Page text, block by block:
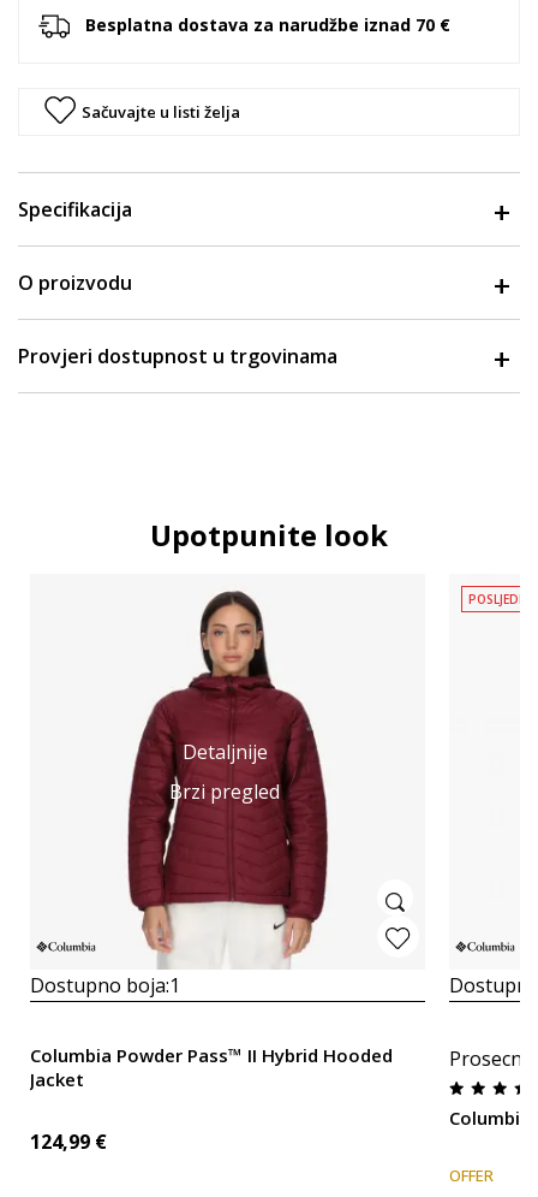
Besplatna dostava za narudžbe iznad 70 €
Sačuvajte u listi želja
Specifikacija
O proizvodu
Provjeri dostupnost u trgovinama
Upotpunite look
Detaljnije
Brzi pregled
Dostupno boja:1
Columbia Powder Pass™ II Hybrid Hooded
Jacket
124,99 €
OFFER